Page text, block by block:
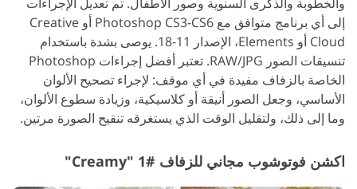
إلى أي برنامج متوافق مع Photoshop CS3-CS6 أو Creative
Cloud أو Elements، الإصدار 11-18. يوصى بشدة باستخدام
تنسيقات الصور RAW/JPG. تعتبر أفضل إجراءات Photoshop
الخاصة بالزفاف مفيدة في أي موقف: لإجراء تصحيح الألوان
الأساسي، وجعل الصور أنيقة أو كلاسيكية، وزيادة سطوع الألوان،
وما إلى ذلك، ولتقليل الوقت الذي يستغرقه تنقيح الصورة مرتين.
اكشن فوتوشوب مجاني للزفاف #1 "Creamy"